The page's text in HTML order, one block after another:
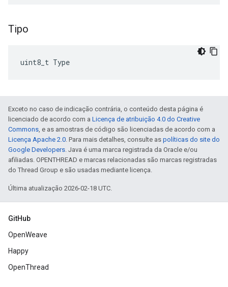
Tipo
uint8_t Type
Exceto no caso de indicação contrária, o conteúdo desta página é
licenciado de acordo com a Licença de atribuição 4.0 do Creative
Commons, e as amostras de código são licenciadas de acordo com a
Licença Apache 2.0. Para mais detalhes, consulte as políticas do site do
Google Developers. Java é uma marca registrada da Oracle e/ou
afiliadas. OPENTHREAD e marcas relacionadas são marcas registradas
do Thread Group e são usadas mediante licença.
Última atualização 2026-02-18 UTC.
GitHub
OpenWeave
Happy
OpenThread